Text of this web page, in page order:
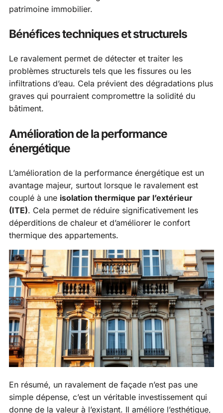
patrimoine immobilier.
Bénéfices techniques et structurels
Le ravalement permet de détecter et traiter les
problèmes structurels tels que les fissures ou les
infiltrations d’eau. Cela prévient des dégradations plus
graves qui pourraient compromettre la solidité du
bâtiment.
Amélioration de la performance
énergétique
L’amélioration de la performance énergétique est un
avantage majeur, surtout lorsque le ravalement est
couplé à une isolation thermique par l’extérieur
(ITE). Cela permet de réduire significativement les
déperditions de chaleur et d’améliorer le confort
thermique des appartements.
En résumé, un ravalement de façade n’est pas une
simple dépense, c’est un véritable investissement qui
donne de la valeur à l’existant. Il améliore l’esthétique,